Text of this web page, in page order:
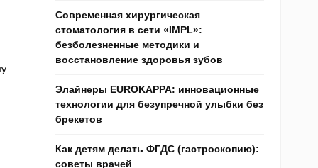
Современная хирургическая
стоматология в сети «IMPL»:
безболезненные методики и
восстановление здоровья зубов
Элайнеры EUROKAPPA: инновационные
технологии для безупречной улыбки без
брекетов
Как детям делать ФГДС (гастроскопию):
советы врачей